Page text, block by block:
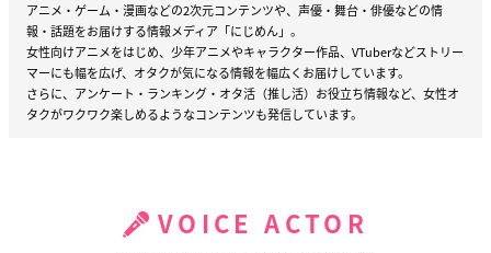
アニメ・ゲーム・漫画などの2次元コンテンツや、声優・舞台・俳優などの情
報・話題をお届けする情報メディア「にじめん」。
女性向けアニメをはじめ、少年アニメやキャラクター作品、VTuberなどストリー
マーにも幅を広げ、オタクが気になる情報を幅広くお届けしています。
さらに、アンケート・ランキング・オタ活（推し活）お役立ち情報など、女性オ
タクがワクワク楽しめるようなコンテンツも発信しています。
VOICE ACTOR